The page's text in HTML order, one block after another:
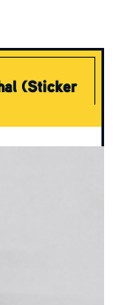
(Sticker